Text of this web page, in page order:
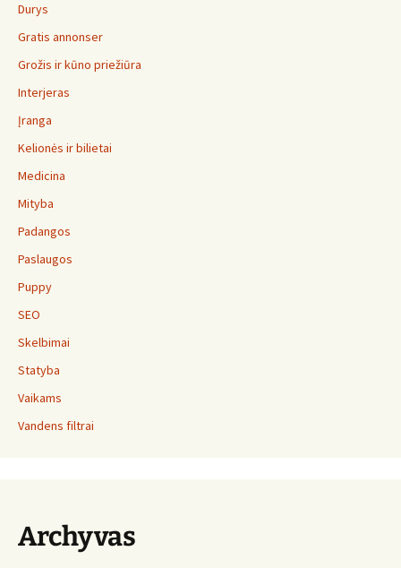
Durys
Gratis annonser
Grožis ir kūno priežiūra
Interjeras
Įranga
Kelionės ir bilietai
Medicina
Mityba
Padangos
Paslaugos
Puppy
SEO
Skelbimai
Statyba
Vaikams
Vandens filtrai
Archyvas